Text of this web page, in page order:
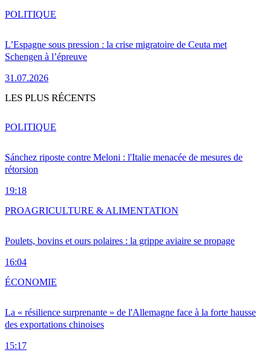
L’Espagne sous pression : la crise migratoire de Ceuta met
Schengen à l’épreuve
31.07.2026
POLITIQUE
LES PLUS RÉCENTS
Sánchez riposte contre Meloni : l'Italie menacée de mesures de
rétorsion
19:18
POLITIQUE
Poulets, bovins et ours polaires : la grippe aviaire se propage
16:04
PROAGRICULTURE & ALIMENTATION
La « résilience surprenante » de l'Allemagne face à la forte hausse
des exportations chinoises
15:17
ÉCONOMIE